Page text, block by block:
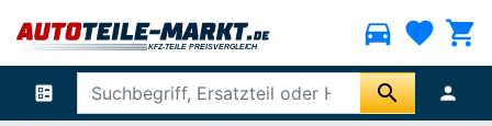
directions_car favorite shopping_cart
ballot search person